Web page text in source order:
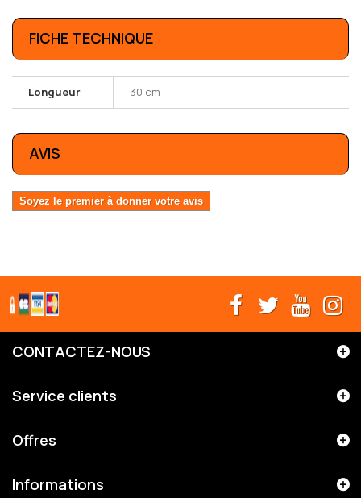
FICHE TECHNIQUE
Longueur 30 cm
AVIS
Soyez le premier à donner votre avis
CONTACTEZ-NOUS
Service clients
Offres
Informations